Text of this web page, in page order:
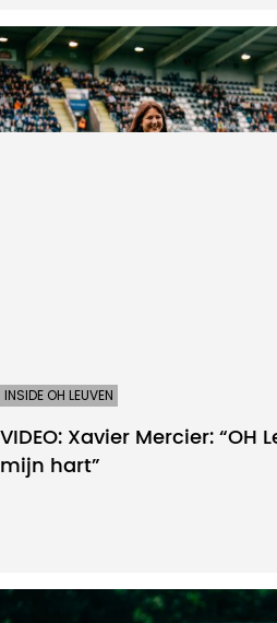
INSIDE OH LEUVEN
VIDEO: Xavier Mercier: “OH
mijn hart”